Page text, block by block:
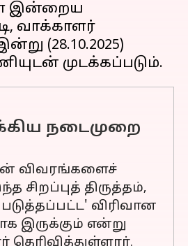
இன்றைய
வாக்காளர்
(28.10.2025)
நடைமுறை
விவரங்களைச்
சிறப்புத் திருத்தம்,
விரிவான
இருக்கும் என்று